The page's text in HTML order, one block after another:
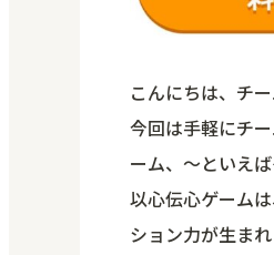
こんにちは、チ
今回は手軽にチ
ーム、～といえ
以心伝心ゲーム
ション力が生まれ